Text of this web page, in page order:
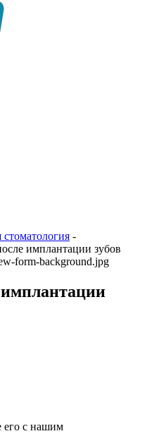
-
имплантации зубов
его с нашим